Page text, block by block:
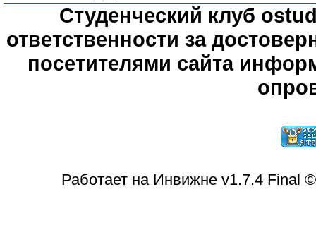
Студенческий клуб
ответственности за
посетителями сайта
Работает на Инвижне v1.7.4 Final